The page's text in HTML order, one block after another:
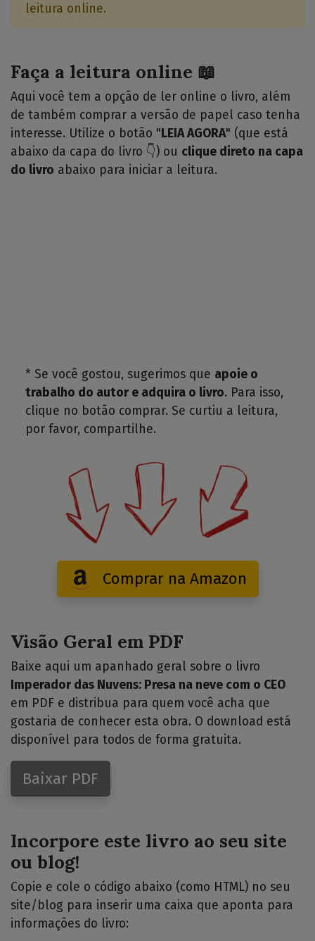
leitura online.
Faça a leitura online 📖
Aqui você tem a opção de ler online o livro, além
de também comprar a versão de papel caso tenha
interesse. Utilize o botão " LEIA AGORA" (que está
abaixo da capa do livro 👇) ou clique direto na capa
do livro abaixo para iniciar a leitura.
* Se você gostou, sugerimos que apoie o
trabalho do autor e adquira o livro. Para isso,
clique no botão comprar. Se curtiu a leitura,
por favor, compartilhe.
Comprar na Amazon
Visão Geral em PDF
Baixe aqui um apanhado geral sobre o livro
Imperador das Nuvens: Presa na neve com o CEO
em PDF e distribua para quem você acha que
gostaria de conhecer esta obra. O download está
disponível para todos de forma gratuita.
Baixar PDF
Incorpore este livro ao seu site
ou blog!
Copie e cole o código abaixo (como HTML) no seu
site/blog para inserir uma caixa que aponta para
informações do livro: